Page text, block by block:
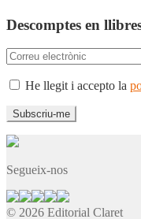
Descomptes en
He llegit i accepto la
Segueix-nos
© 2026 Editorial Claret